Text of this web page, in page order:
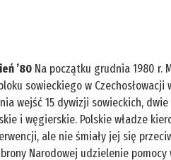
’80 Na początku grudnia 1980 r.
sowieckiego w Czechosłowacji
wejść 15 dywizji sowieckich,
i węgierskie. Polskie władze
ale nie śmiały jej się
Narodowej udzielenie